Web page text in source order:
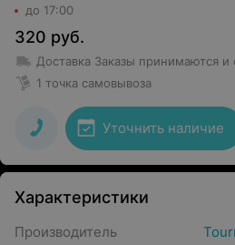
до 17:00
320 руб.
Доставка Заказы принимаются и обрабатываются в Пн-Пт 09:00-17:00 Доставка заказов: Пн-Пт 09:00-17:00, Сб, Вс: выходной. Доставляются все заказы на
1 точка самовывоза
Уточнить наличие
Характеристики
Производитель